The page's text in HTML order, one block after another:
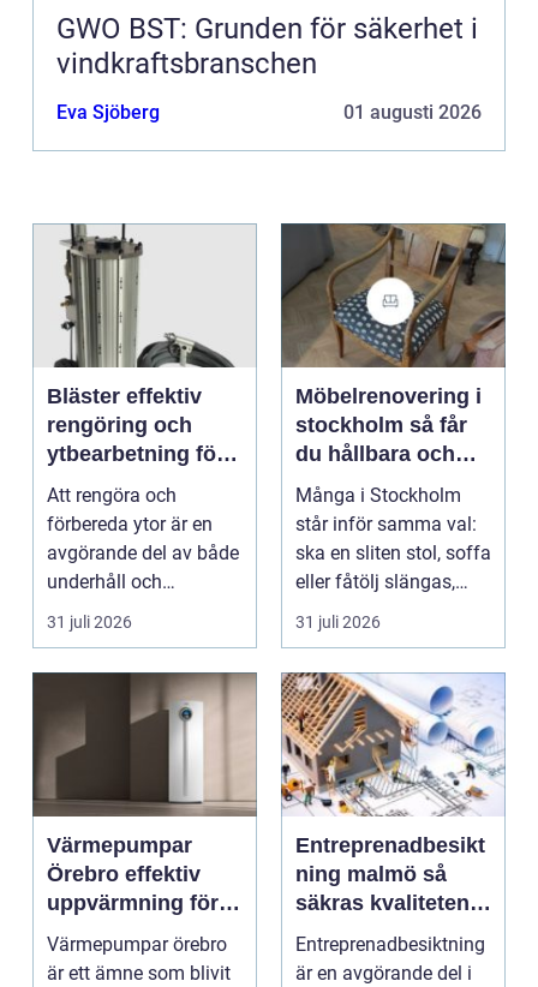
GWO BST: Grunden för säkerhet i
vindkraftsbranschen
Eva Sjöberg 01 augusti 2026
Bläster effektiv
rengöring och
ytbearbetning för
proffs och
hantverkare
Att rengöra och
förbereda ytor är en
avgörande del av både
underhåll och
renovering. Färg, rost,
smu...
31 juli 2026
Möbelrenovering i
stockholm så får
du hållbara och
vackra möbler
Många i Stockholm
står inför samma val:
ska en sliten stol, soffa
eller fåtölj slängas,
säljas billi...
31 juli 2026
Värmepumpar
Örebro effektiv
uppvärmning för
hus och
fastigheter
Värmepumpar örebro
är ett ämne som blivit
Entreprenadbesikt
ning malmö så
säkras kvaliteten i
byggprojekt
Entreprenadbesiktning
är en avgörande del i